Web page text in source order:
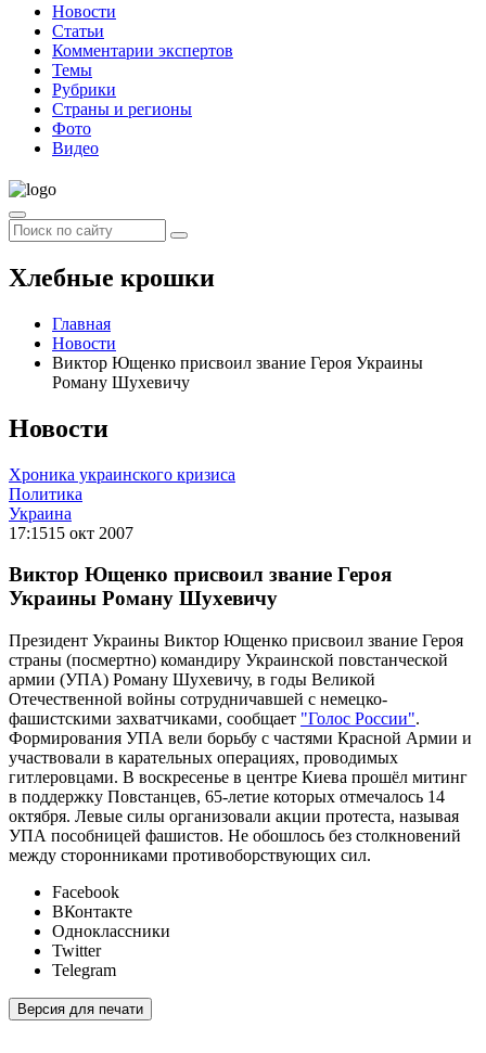
Новости
Статьи
Комментарии экспертов
Темы
Рубрики
Страны и регионы
Фото
Видео
Хлебные крошки
Главная
Новости
Виктор Ющенко присвоил звание Героя Украины
Роману Шухевичу
Новости
Хроника украинского кризиса
Политика
Украина
17:1515 окт 2007
Виктор Ющенко присвоил звание Героя
Украины Роману Шухевичу
Президент Украины Виктор Ющенко присвоил звание Героя
страны (посмертно) командиру Украинской повстанческой
армии (УПА) Роману Шухевичу, в годы Великой
Отечественной войны сотрудничавшей с немецко-
фашистскими захватчиками, сообщает "Голос России".
Формирования УПА вели борьбу с частями Красной Армии и
участвовали в карательных операциях, проводимых
гитлеровцами. В воскресенье в центре Киева прошёл митинг
в поддержку Повстанцев, 65-летие которых отмечалось 14
октября. Левые силы организовали акции протеста, называя
УПА пособницей фашистов. Не обошлось без столкновений
между сторонниками противоборствующих сил.
Facebook
ВКонтакте
Одноклассники
Twitter
Telegram
Версия для печати